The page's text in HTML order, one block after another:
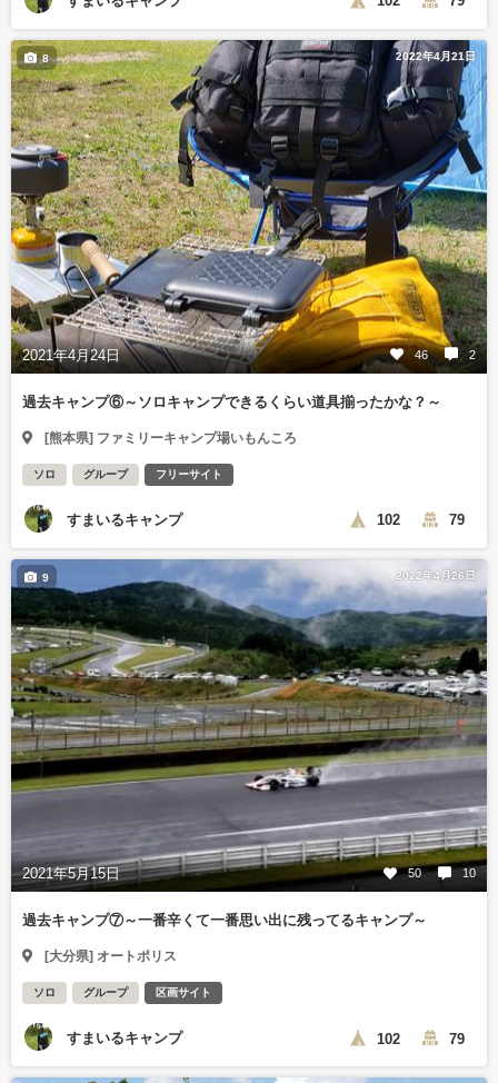
2022年4月21日
2021年4月24日 46 2
8
過去キャンプ⑥～ソロキャンプできるくらい道具揃ったかな？～
[熊本県] ファミリーキャンプ場いもんころ
ソロ グループ フリーサイト
すまいるキャンプ 102 79
2022年4月26日
2021年5月15日 50 10
9
過去キャンプ⑦～一番辛くて一番思い出に残ってるキャンプ～
[大分県] オートポリス
ソロ グループ 区画サイト
すまいるキャンプ 102 79